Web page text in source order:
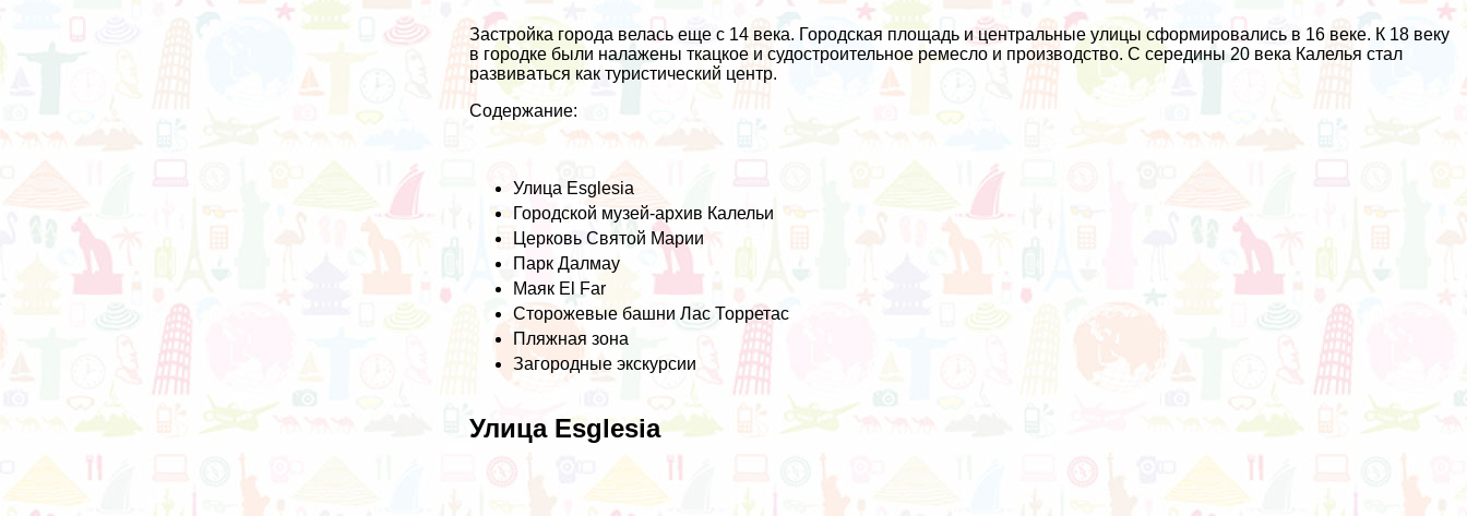
Застройка города велась еще с 14 века. Городская площадь и центральные улицы сформировались в 16 веке. К 18 веку
в городке были налажены ткацкое и судостроительное ремесло и производство. С середины 20 века Калелья стал
развиваться как туристический центр.
Содержание:
Улица Esglesia
Городской музей-архив Калельи
Церковь Святой Марии
Парк Далмау
Маяк El Far
Сторожевые башни Лас Торретас
Пляжная зона
Загородные экскурсии
Улица Esglesia